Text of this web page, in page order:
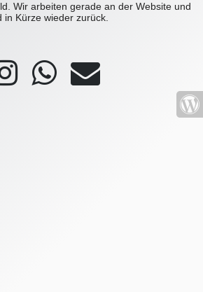
Wir arbeiten gerade an der Website und
in Kürze wieder zurück.